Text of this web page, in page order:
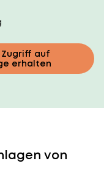
auf
erhalten
von